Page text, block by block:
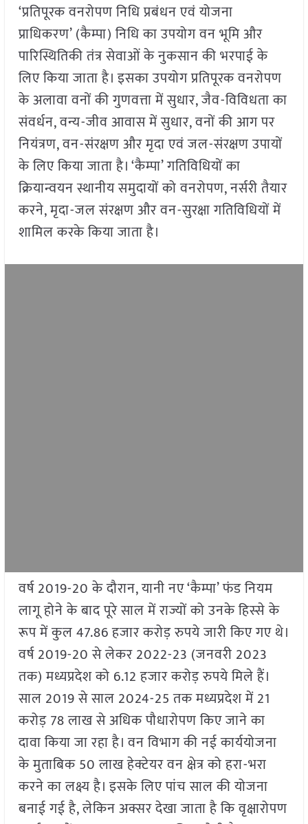
‘प्रतिपूरक वनरोपण निधि प्रबंधन एवं योजना
प्राधिकरण’ (कैम्पा) निधि का उपयोग वन भूमि और
पारिस्थितिकी तंत्र सेवाओं के नुकसान की भरपाई के
लिए किया जाता है। इसका उपयोग प्रतिपूरक वनरोपण
के अलावा वनों की गुणवत्ता में सुधार, जैव-विविधता का
संवर्धन, वन्य-जीव आवास में सुधार, वनों की आग पर
नियंत्रण, वन-संरक्षण और मृदा एवं जल-संरक्षण उपायों
के लिए किया जाता है। ‘कैम्पा’ गतिविधियों का
क्रियान्वयन स्थानीय समुदायों को वनरोपण, नर्सरी तैयार
करने, मृदा-जल संरक्षण और वन-सुरक्षा गतिविधियों में
शामिल करके किया जाता है।
वर्ष 2019-20 के दौरान, यानी नए ‘कैम्पा’ फंड नियम
लागू होने के बाद पूरे साल में राज्यों को उनके हिस्से के
रूप में कुल 47.86 हजार करोड़ रुपये जारी किए गए थे।
वर्ष 2019-20 से लेकर 2022-23 (जनवरी 2023
तक) मध्यप्रदेश को 6.12 हजार करोड़ रुपये मिले हैं।
साल 2019 से साल 2024-25 तक मध्यप्रदेश में 21
करोड़ 78 लाख से अधिक पौधारोपण किए जाने का
दावा किया जा रहा है। वन विभाग की नई कार्ययोजना
के मुताबिक 50 लाख हेक्टेयर वन क्षेत्र को हरा-भरा
करने का लक्ष्य है। इसके लिए पांच साल की योजना
बनाई गई है, लेकिन अक्सर देखा जाता है कि वृक्षारोपण